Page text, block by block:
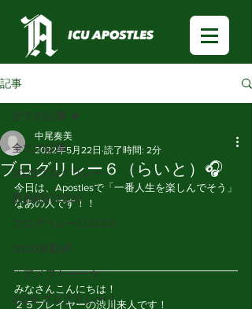
記事
全ての記事
2025ブログリレー
部員紹介2020
ブログリレー🏃🏻‍♂️🏃🏻‍♀️
2020新歓🌈
「アメフトーーク」
2024 ブログリレー！
全ての記事
ブログリレー６（らいと）🎧
中尾奏美
2022年5月22日 読了時間: 2分
今日は、Apostlesで「一番人生を楽しんでそう」
なあの人です！！
みなさんこんにちは！
２５プレイヤーの渋川来人です！